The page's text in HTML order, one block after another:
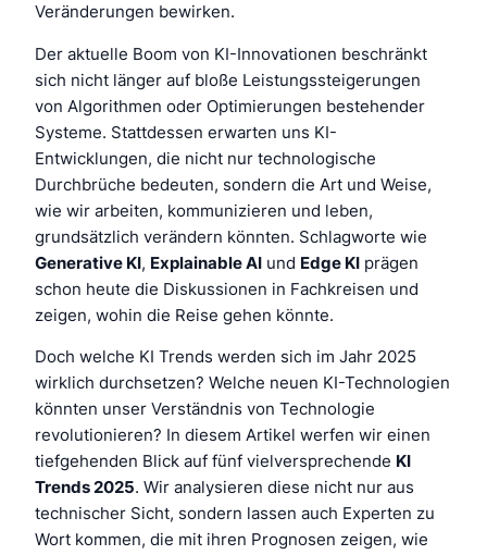
Veränderungen bewirken.
Der aktuelle Boom von KI-Innovationen beschränkt
sich nicht länger auf bloße Leistungssteigerungen
von Algorithmen oder Optimierungen bestehender
Systeme. Stattdessen erwarten uns KI-
Entwicklungen, die nicht nur technologische
Durchbrüche bedeuten, sondern die Art und Weise,
wie wir arbeiten, kommunizieren und leben,
grundsätzlich verändern könnten. Schlagworte wie
Generative KI, Explainable AI und Edge KI prägen
schon heute die Diskussionen in Fachkreisen und
zeigen, wohin die Reise gehen könnte.
Doch welche KI Trends werden sich im Jahr 2025
wirklich durchsetzen? Welche neuen KI-Technologien
könnten unser Verständnis von Technologie
revolutionieren? In diesem Artikel werfen wir einen
tiefgehenden Blick auf fünf vielversprechende KI
Trends 2025. Wir analysieren diese nicht nur aus
technischer Sicht, sondern lassen auch Experten zu
Wort kommen, die mit ihren Prognosen zeigen, wie